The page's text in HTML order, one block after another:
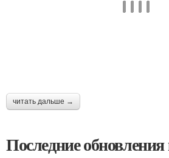
читать дальше →
Последние обновления